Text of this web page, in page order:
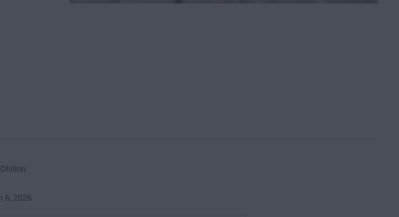
6, 2026